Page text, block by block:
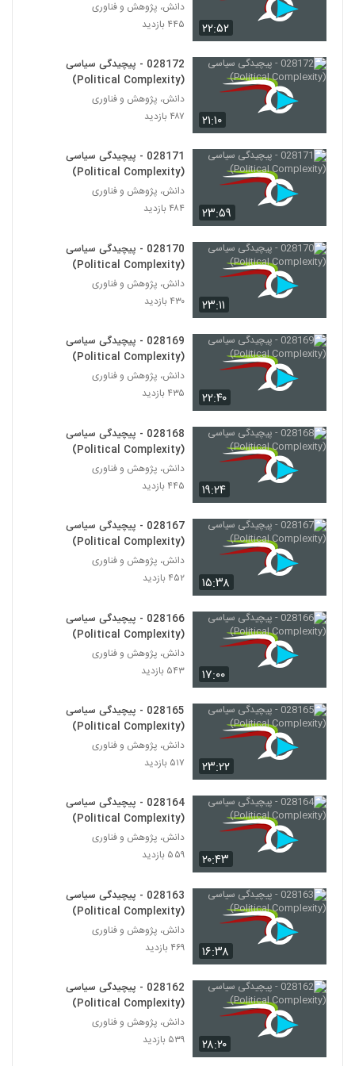
Complexity)
۴۴۵ بازدید
028174 - پیچیدگی سیاسی (Political
Complexity)
165
Ecology)
۵۳۳ بازدید
Ecology)
۴۷۳ بازدید
028177 - محیط زیست سیستم (Systems
Ecology)
168
Ecology)
Ecology)
۴۹۸ بازدید
028180 - محیط زیست سیستم (Systems
Ecology)
171
Ecology)
172
Ecology)
028183 - محیط زیست سیستم (Systems
Ecology)
174
Ecology)
175
Ecology)
028186 - محیط زیست سیستم (Systems
Ecology)
۴۴۵ بازدید
177
Ecology)
Ecology)
۴۵۹ بازدید
028189 - محیط زیست سیستم (Systems
Ecology)
۵۷۵ بازدید
۲۲:۵۲
دانش، پژوهش و فناوری
۴۴۵ بازدید
۲۱:۱۰
028172 - پیچیدگی سیاسی
(Political Complexity)
دانش، پژوهش و فناوری
۴۸۷ بازدید
۲۳:۵۹
028171 - پیچیدگی سیاسی
(Political Complexity)
دانش، پژوهش و فناوری
۴۸۴ بازدید
۲۳:۱۱
028170 - پیچیدگی سیاسی
(Political Complexity)
دانش، پژوهش و فناوری
۴۳۰ بازدید
۲۲:۴۰
028169 - پیچیدگی سیاسی
(Political Complexity)
دانش، پژوهش و فناوری
۴۳۵ بازدید
۱۹:۲۴
028168 - پیچیدگی سیاسی
(Political Complexity)
دانش، پژوهش و فناوری
۴۴۵ بازدید
۱۵:۳۸
028167 - پیچیدگی سیاسی
(Political Complexity)
دانش، پژوهش و فناوری
۴۵۲ بازدید
۱۷:۰۰
028166 - پیچیدگی سیاسی
(Political Complexity)
دانش، پژوهش و فناوری
۵۴۳ بازدید
۲۳:۲۲
028165 - پیچیدگی سیاسی
(Political Complexity)
دانش، پژوهش و فناوری
۵۱۷ بازدید
۲۰:۴۳
028164 - پیچیدگی سیاسی
(Political Complexity)
دانش، پژوهش و فناوری
۵۵۹ بازدید
۱۶:۳۸
028163 - پیچیدگی سیاسی
(Political Complexity)
دانش، پژوهش و فناوری
۴۶۹ بازدید
۲۸:۲۰
028162 - پیچیدگی سیاسی
(Political Complexity)
دانش، پژوهش و فناوری
۵۳۹ بازدید